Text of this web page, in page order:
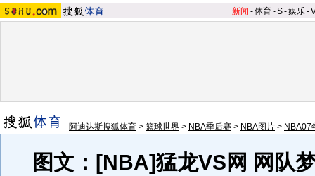
新闻 -体育-S-娱乐-
阿迪达斯搜狐体育 > 篮球世界 > NBA季后赛 > NBA图片 > NBA07
图文：[NBA]猛龙VS网 网队